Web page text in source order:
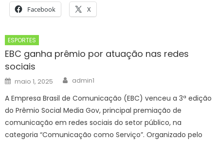
Facebook X
ESPORTES
EBC ganha prêmio por atuação nas redes
sociais
Posted
on
maio 1, 2025 Author
admin1
A Empresa Brasil de Comunicação (EBC) venceu a 3ª edição
do Prêmio Social Media Gov, principal premiação de
comunicação em redes sociais do setor público, na
categoria “Comunicação como Serviço”. Organizado pelo